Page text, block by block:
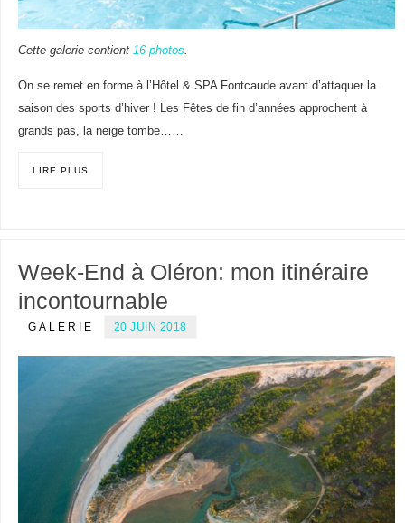
Cette galerie contient 16 photos.
On se remet en forme à l’Hôtel & SPA Fontcaude avant d’attaquer la
saison des sports d’hiver ! Les Fêtes de fin d’années approchent à
grands pas, la neige tombe……
LIRE PLUS
Week-End à Oléron: mon itinéraire
incontournable
GALERIE 20 JUIN 2018